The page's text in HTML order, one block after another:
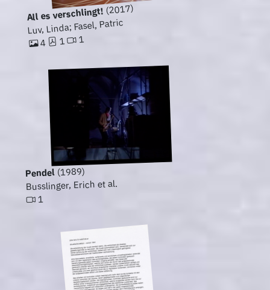
All es verschlingt!(2017)
Luv, Linda; Fasel, Patric
4 1 1
Pendel(1989)
Busslinger, Erich et al.
1